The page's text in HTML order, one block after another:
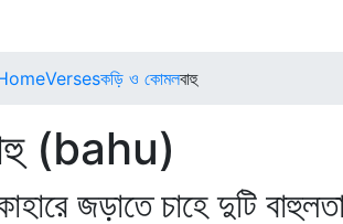
Versesকড়ি ও কোমলবাহু
(bahu)
জড়াতে চাহে দুটি